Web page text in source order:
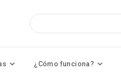
¿Cómo funciona?